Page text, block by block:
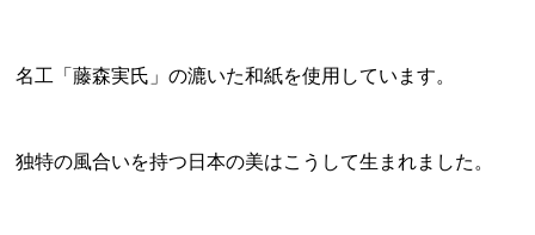
名工「藤森実氏」の漉いた和紙を使用しています。
独特の風合いを持つ日本の美はこうして生まれました。